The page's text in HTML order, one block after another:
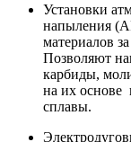
Установки
напыления
материалов
Позволяют
карбиды,
на их основе
сплавы.